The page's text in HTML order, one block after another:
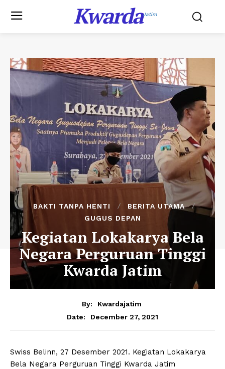
KwardaJatim
BAKTI TANPA HENTI
BERITA UTAMA
GUGUS DEPAN
Kegiatan Lokakarya Bela
Negara Perguruan Tinggi
Kwarda Jatim
By:
Kwardajatim
Date:
December 27, 2021
Swiss Belinn, 27 Desember 2021. Kegiatan Lokakarya
Bela Negara Perguruan Tinggi Kwarda Jatim